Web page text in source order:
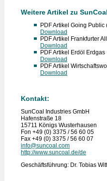
Weitere Artikel zu
PDF Artikel Going
Download
PDF Artikel Frankfurter
Download
PDF Artikel Erdöl
Download
PDF Artikel
Download
Kontakt:
SunCoal Industries GmbH
Hafenstraße 18
15711 Königs Wusterhausen
Fon +49 (0) 3375 / 56 60 05
Fax +49 (0) 3375 / 56 60 07
info@suncoal.com
http://www.suncoal.de/de
Geschäftsführung: Dr. Tobias